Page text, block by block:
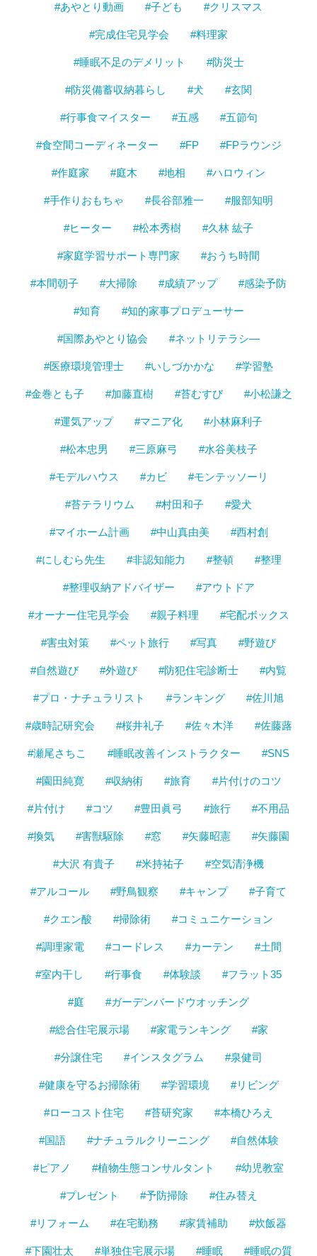
#あやとり動画 #子ども #クリスマス
#完成住宅見学会 #料理家
#睡眠不足のデメリット #防災士
#防災備蓄収納暮らし #犬 #玄関
#行事食マイスター #五感 #五節句
#食空間コーディネーター #FP #FPラウンジ
#作庭家 #庭木 #地相 #ハロウィン
#手作りおもちゃ #長谷部雅一 #服部知明
#ヒーター #松本秀樹 #久林 紘子
#家庭学習サポート専門家 #おうち時間
#本間朝子 #大掃除 #成績アップ #感染予防
#知育 #知的家事プロデューサー
#国際あやとり協会 #ネットリテラシ―
#医療環境管理士 #いしづかかな #学習塾
#金巻とも子 #加藤直樹 #苔むすび #小松謙之
#運気アップ #マニア化 #小林麻利子
#松本忠男 #三原麻弓 #水谷美枝子
#モデルハウス #カビ #モンテッソーリ
#苔テラリウム #村田和子 #愛犬
#マイホーム計画 #中山真由美 #西村創
#にしむら先生 #非認知能力 #整頓 #整理
#整理収納アドバイザー #アウトドア
#オーナー住宅見学会 #親子料理 #宅配ボックス
#害虫対策 #ペット旅行 #写真 #野遊び
#自然遊び #外遊び #防犯住宅診断士 #内覧
#プロ・ナチュラリスト #ランキング #佐川旭
#歳時記研究会 #桜井礼子 #佐々木洋 #佐藤蕗
#瀬尾さちこ #睡眠改善インストラクター #SNS
#園田純寛 #収納術 #旅育 #片付けのコツ
#片付け #コツ #豊田眞弓 #旅行 #不用品
#換気 #害獣駆除 #窓 #矢藤昭憲 #矢藤園
#大沢 有貴子 #米持祐子 #空気清浄機
#アルコール #野鳥観察 #キャンプ #子育て
#クエン酸 #掃除術 #コミュニケーション
#調理家電 #コードレス #カーテン #土間
#室内干し #行事食 #体験談 #フラット35
#庭 #ガーデンバードウオッチング
#総合住宅展示場 #家電ランキング #家
#分譲住宅 #インスタグラム #泉健司
#健康を守るお掃除術 #学習環境 #リビング
#ローコスト住宅 #苔研究家 #本橋ひろえ
#国語 #ナチュラルクリーニング #自然体験
#ピアノ #植物生態コンサルタント #幼児教室
#プレゼント #予防掃除 #住み替え
#リフォーム #在宅勤務 #家賃補助 #炊飯器
#下園壮太 #単独住宅展示場 #睡眠 #睡眠の質